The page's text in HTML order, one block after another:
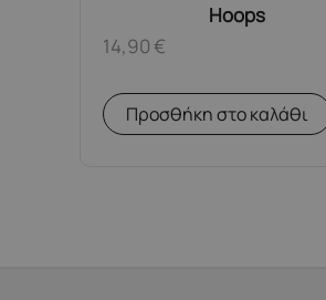
Hoops
14,90€
Προσθήκη στο καλάθι